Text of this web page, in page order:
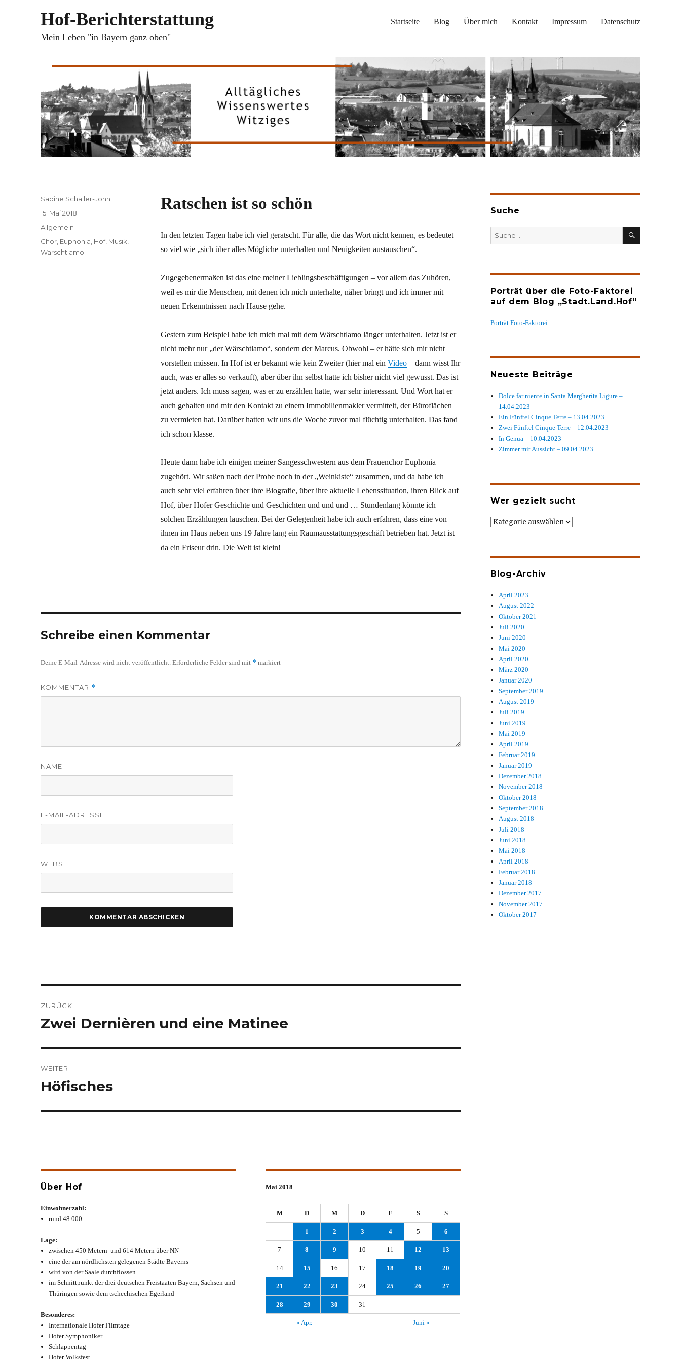
Hof-Berichterstattung
Mein Leben "in Bayern ganz oben"
Startseite Blog Über mich Kontakt Impressum Datenschutz
Ratschen ist so schön
In den letzten Tagen habe ich viel geratscht. Für alle, die das Wort nicht kennen, es bedeutet
so viel wie „sich über alles Mögliche unterhalten und Neuigkeiten austauschen“.
Zugegebenermaßen ist das eine meiner Lieblingsbeschäftigungen – vor allem das Zuhören,
weil es mir die Menschen, mit denen ich mich unterhalte, näher bringt und ich immer mit
neuen Erkenntnissen nach Hause gehe.
Gestern zum Beispiel habe ich mich mal mit dem Wärschtlamo länger unterhalten. Jetzt ist er
nicht mehr nur „der Wärschtlamo“, sondern der Marcus. Obwohl – er hätte sich mir nicht
vorstellen müssen. In Hof ist er bekannt wie kein Zweiter (hier mal ein Video– dann wisst Ihr
auch, was er alles so verkauft), aber über ihn selbst hatte ich bisher nicht viel gewusst. Das ist
jetzt anders. Ich muss sagen, was er zu erzählen hatte, war sehr interessant. Und Wort hat er
auch gehalten und mir den Kontakt zu einem Immobilienmakler vermittelt, der Büroflächen
zu vermieten hat. Darüber hatten wir uns die Woche zuvor mal flüchtig unterhalten. Das fand
ich schon klasse.
Heute dann habe ich einigen meiner Sangesschwestern aus dem Frauenchor Euphonia
zugehört. Wir saßen nach der Probe noch in der „Weinkiste“ zusammen, und da habe ich
auch sehr viel erfahren über ihre Biografie, über ihre aktuelle Lebenssituation, ihren Blick auf
Hof, über Hofer Geschichte und Geschichten und und und … Stundenlang könnte ich
solchen Erzählungen lauschen. Bei der Gelegenheit habe ich auch erfahren, dass eine von
ihnen im Haus neben uns 19 Jahre lang ein Raumausstattungsgeschäft betrieben hat. Jetzt ist
da ein Friseur drin. Die Welt ist klein!
Autor
Sabine Schaller-John
Veröffentlicht
am
15. Mai 2018
Kategorien
Allgemein
Schlagwörter
Chor Euphonia Hof, Musik
Wärschtlamo
Schreibe einen Kommentar
Deine E-Mail-Adresse wird nicht veröffentlicht. Erforderliche Felder sind mit * markiert
KOMMENTAR *
NAME
E-MAIL-ADRESSE
WEBSITE
ZURÜCK
Vorheriger
Zwei Dernièren und eine Matinee
WEITER
Nächster
Höfisches
Über Hof
Einwohnerzahl:
rund 48.000
Lage:
zwischen 450 Metern und 614 Metern über NN
eine der am nördlichsten gelegenen Städte Bayerns
wird von der Saale durchflossen
im Schnittpunkt der drei deutschen Freistaaten Bayern, Sachsen und
Thüringen sowie dem tschechischen Egerland
Besonderes:
Internationale Hofer Filmtage
Hofer Symphoniker
Schlappentag
Hofer Volksfest
Mai 2018
M D M D F S S
1 2 3 4 5 6
7 8 9 10 11 12 13
14 15 16 17 18 19 20
21 22 23 24 25 26 27
28 29 30 31
« Apr. Juni »
Suche
SUCHEN
Porträt über die Foto-Faktorei
auf dem Blog „Stadt.Land.Hof“
Porträt Foto-Faktorei
Neueste Beiträge
Dolce far niente in Santa Margherita Ligure –
14.04.2023
Ein Fünftel Cinque Terre – 13.04.2023
Zwei Fünftel Cinque Terre – 12.04.2023
In Genua – 10.04.2023
Zimmer mit Aussicht – 09.04.2023
Wer gezielt sucht
Wer
Blog-Archiv
April 2023
August 2022
Oktober 2021
Juli 2020
Juni 2020
Mai 2020
April 2020
März 2020
Januar 2020
September 2019
August 2019
Juli 2019
Juni 2019
Mai 2019
April 2019
Februar 2019
Januar 2019
Dezember 2018
November 2018
Oktober 2018
September 2018
August 2018
Juli 2018
Juni 2018
Mai 2018
April 2018
Februar 2018
Januar 2018
Dezember 2017
November 2017
Oktober 2017